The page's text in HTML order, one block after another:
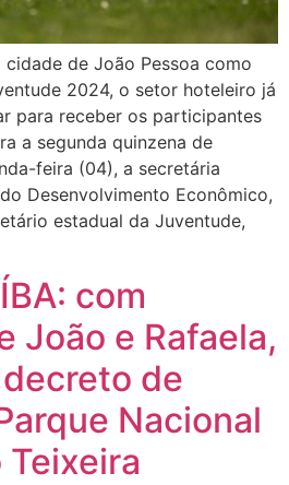
de João Pessoa como
2024, o setor hoteleiro já
para receber os participantes
a segunda quinzena de
feira (04), a secretária
Desenvolvimento Econômico,
estadual da Juventude,
com
João e Rafaela,
de
Nacional